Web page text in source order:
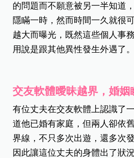
的問題而不願意被另一半知道
隱瞞一時，然而時間一久就很
越大而曝光，既然這些個人事
用說是跟其他異性發生外遇了。
交友軟體曖昧越界，婚姻
有位丈夫在交友軟體上認識了
道他已婚有家庭，但兩人卻依
界線，不只多次出遊，還多次
因此讓這位丈夫的身體出了狀